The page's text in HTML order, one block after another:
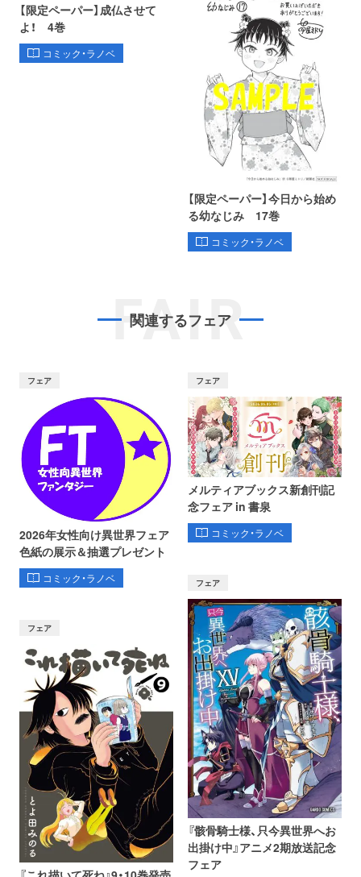
【限定ペーパー】成仏させて
よ！ 4巻
コミック・ラノベ
【限定ペーパー】今日から始め
る幼なじみ 17巻
コミック・ラノベ
FAIR
関連するフェア
フェア
2026年女性向け異世界フェア
色紙の展示＆抽選プレゼント
コミック・ラノベ
フェア
メルティアブックス新創刊記
念フェア in 書泉
コミック・ラノベ
フェア
フェア
『骸骨騎士様、只今異世界へお
出掛け中』アニメ2期放送記念
フェア